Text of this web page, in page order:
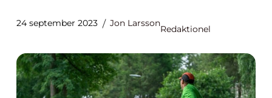
24 september 2023 Jon Larsson
Redaktionel